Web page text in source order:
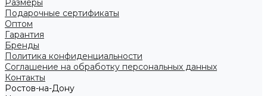
Размеры
Подарочные сертификаты
Оптом
Гарантия
Бренды
Политика конфиденциальности
Соглашение на обработку персональных данных
Контакты
Ростов-на-Дону